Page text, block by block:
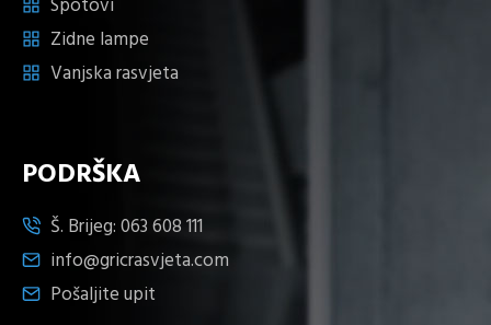
Spotovi
Zidne lampe
Vanjska rasvjeta
PODRŠKA
Š. Brijeg:063 608 111
info@gricrasvjeta.com
Pošaljite upit